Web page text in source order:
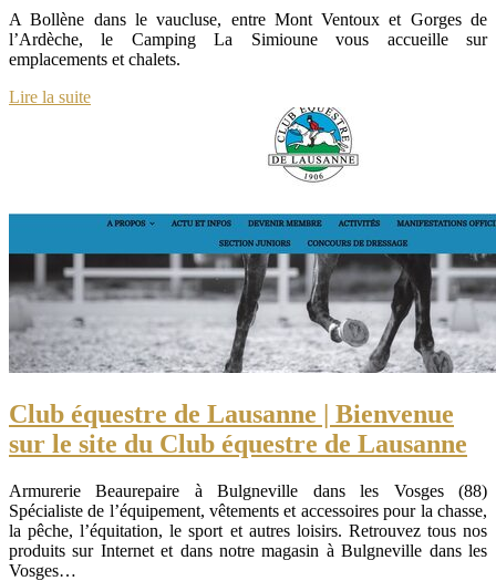
A Bollène dans le vaucluse, entre Mont Ventoux et Gorges de
l’Ardèche, le Camping La Simioune vous accueille sur
emplacements et chalets.
Lire la suite
Club équestre de Lausanne | Bienvenue
sur le site du Club équestre de Lausanne
Armurerie Beaurepaire à Bulgneville dans les Vosges (88)
Spécialiste de l’équipement, vêtements et accessoires pour la chasse,
la pêche, l’équitation, le sport et autres loisirs. Retrouvez tous nos
produits sur Internet et dans notre magasin à Bulgneville dans les
Vosges…